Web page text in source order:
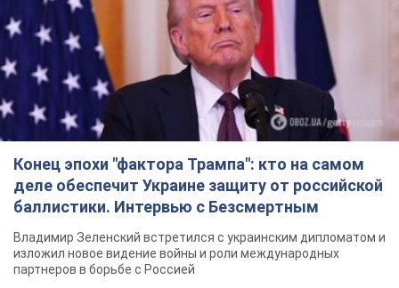
Конец эпохи "фактора Трампа": кто на самом
деле обеспечит Украине защиту от российской
баллистики. Интервью с Безсмертным
Владимир Зеленский встретился с украинским дипломатом и
изложил новое видение войны и роли международных
партнеров в борьбе с Россией